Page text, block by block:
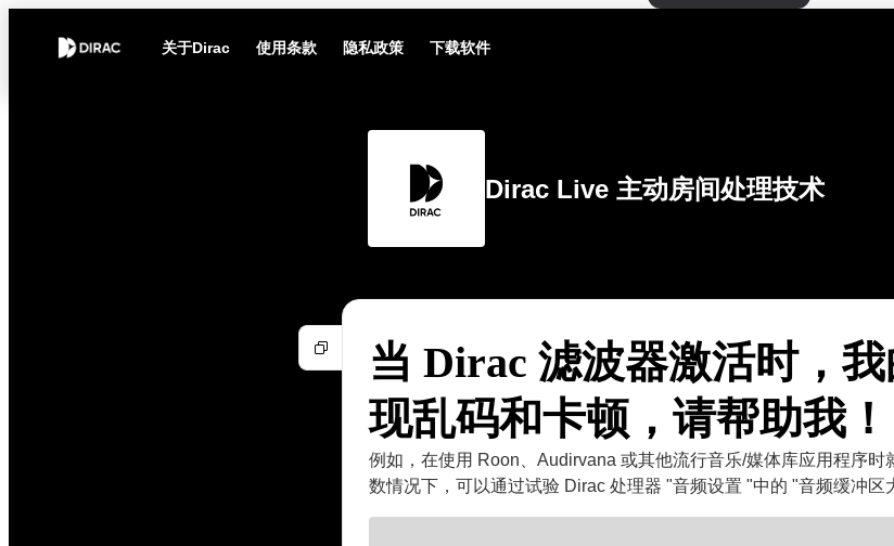
关于Dirac 使用条款 隐私政策 下载软件
Dirac Live 主动房间处理技术
当 Dirac 滤波器激活时，
现乱码和卡顿，请帮助我！
例如，在使用 Roon、Audirvana 或其他流行音乐/媒体库应用程序时
数情况下，可以通过试验 Dirac 处理器 "音频设置 "中的 "音频缓冲区